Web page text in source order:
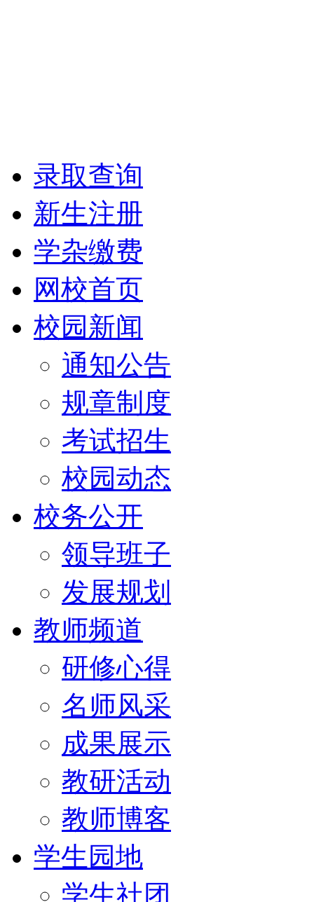
录取查询
新生注册
学杂缴费
网校首页
校园新闻
通知公告
规章制度
考试招生
校园动态
校务公开
领导班子
发展规划
教师频道
研修心得
名师风采
成果展示
教研活动
教师博客
学生园地
学生社团